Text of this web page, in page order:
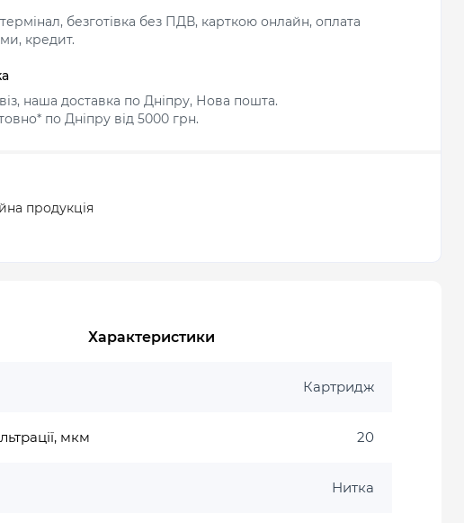
термінал, безготівка без ПДВ, карткою онлайн, оплата
кредит.
наша доставка по Дніпру, Нова пошта.
по Дніпру від 5000 грн.
продукція
Характеристики
Картридж
мкм 20
Нитка